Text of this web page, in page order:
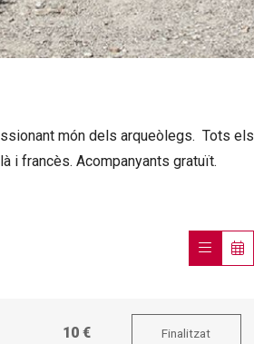
món dels arqueòlegs. Tots els
i francès. Acompanyants gratuït.
10 € Finalitzat